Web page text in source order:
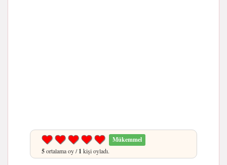
Mükemmel
5ortalama oy /1 kişi oyladı.